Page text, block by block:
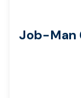
Job-Man